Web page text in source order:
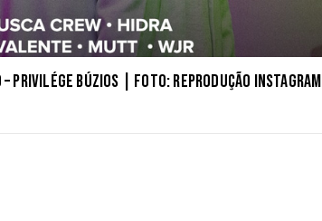
– Privilége Búzios | Foto: reprodução Instagram